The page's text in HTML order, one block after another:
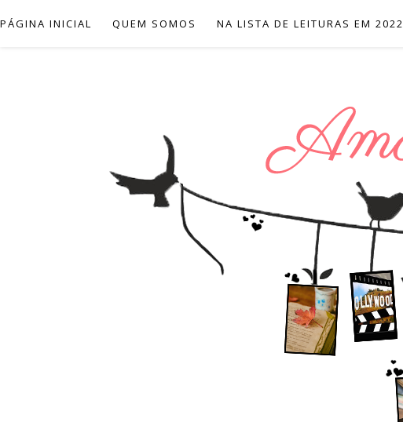
PÁGINA INICIAL QUEM SOMOS NA LISTA DE LEITURAS EM 2022